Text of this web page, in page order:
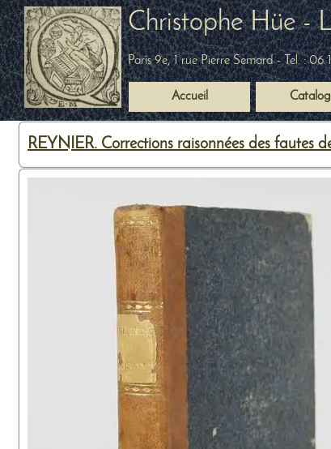
Christophe Hüe -
Paris 9e, 1 rue Pierre Semard- Tel. :06
Accueil
REYNIER. Corrections raisonnées des fautes